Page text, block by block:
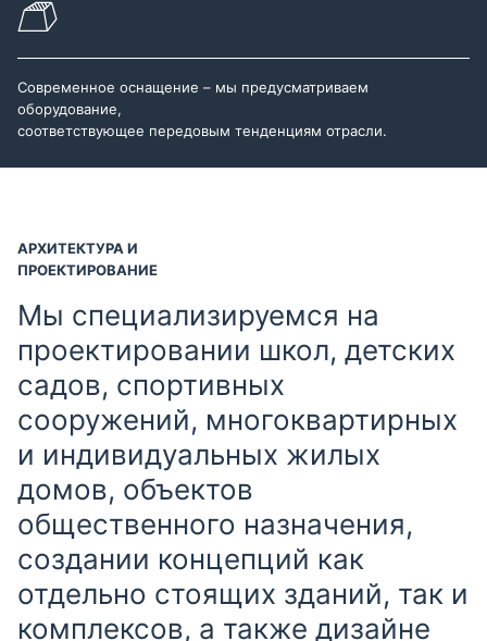
Современное оснащение – мы предусматриваем
оборудование,
соответствующее передовым тенденциям отрасли.
АРХИТЕКТУРА И
ПРОЕКТИРОВАНИЕ
Мы специализируемся на
проектировании школ, детских
садов, спортивных
сооружений, многоквартирных
и индивидуальных жилых
домов, объектов
общественного назначения,
создании концепций как
отдельно стоящих зданий, так и
комплексов, а также дизайне